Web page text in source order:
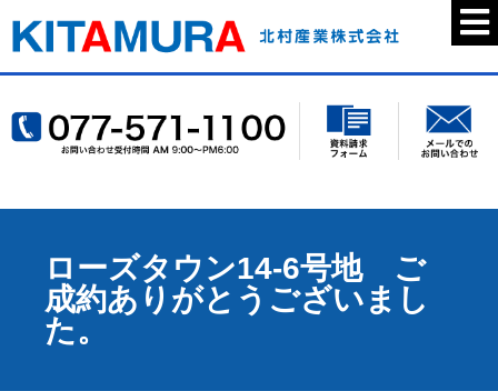
ローズタウン14-6号地 ご
成約ありがとうございまし
た。